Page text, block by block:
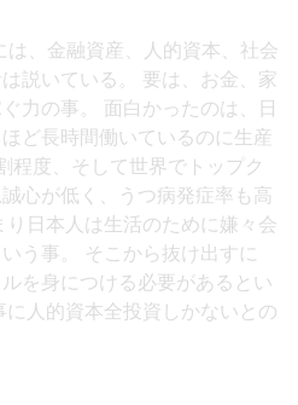
は、金融資産、人的資本、社会
説いている。 要は、お金、家
力の事。 面白かったのは、日
ど長時間働いているのに生産
程度、そして世界でトップク
心が低く、うつ病発症率も高
り日本人は生活のために嫌々会
う事。 そこから抜け出すに
を身につける必要があるとい
に人的資本全投資しかないとの